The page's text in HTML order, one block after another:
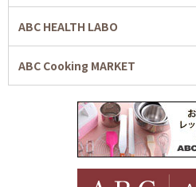
ABC HEALTH LABO
ABC Cooking MARKET